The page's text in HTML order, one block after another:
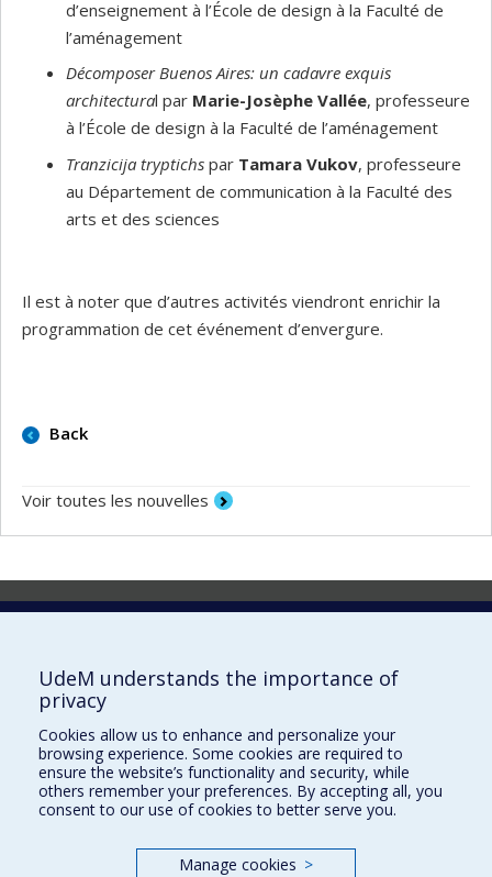
d’enseignement à l’École de design à la Faculté de
l’aménagement
Décomposer Buenos Aires: un cadavre exquis
architectural par Marie-Josèphe Vallée, professeure
à l’École de design à la Faculté de l’aménagement
Tranzicija tryptichs par Tamara Vukov, professeure
au Département de communication à la Faculté des
arts et des sciences
Il est à noter que d’autres activités viendront enrichir la
programmation de cet événement d’envergure.
Back
Voir toutes les nouvelles
Laboratoire d'innovation
Vice-rectorat aux affaires étudiantes et aux études
Inven_T
Consortium Santé Numérique
UdeM understands the importance of
privacy
Cookies allow us to enhance and personalize your
browsing experience. Some cookies are required to
ensure the website’s functionality and security, while
others remember your preferences. By accepting all, you
consent to our use of cookies to better serve you.
Manage cookies >